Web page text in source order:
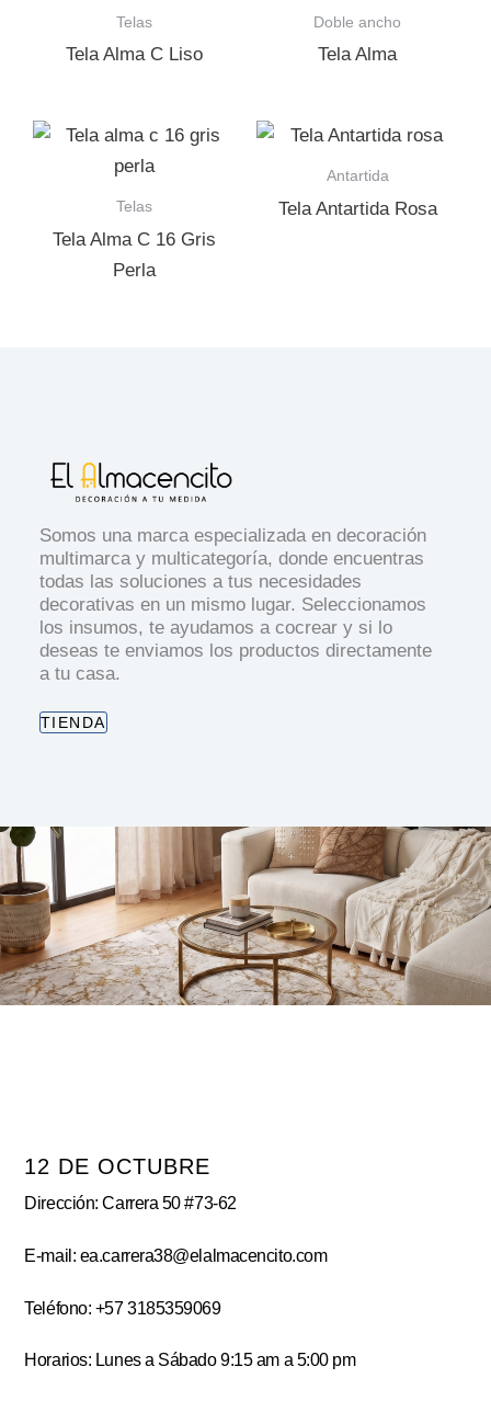
Telas
Tela Alma C Liso
Doble ancho
Tela Alma
Telas
Tela Alma C 16 Gris
Perla
Antartida
Tela Antartida Rosa
Somos una marca especializada en decoración
multimarca y multicategoría, donde encuentras
todas las soluciones a tus necesidades
decorativas en un mismo lugar. Seleccionamos
los insumos, te ayudamos a cocrear y si lo
deseas te enviamos los productos directamente
a tu casa.
TIENDA
12 DE OCTUBRE
Dirección: Carrera 50 #73-62
E-mail: ea.carrera38@elalmacencito.com
Teléfono: +57 3185359069
Horarios: Lunes a Sábado 9:15 am a 5:00 pm